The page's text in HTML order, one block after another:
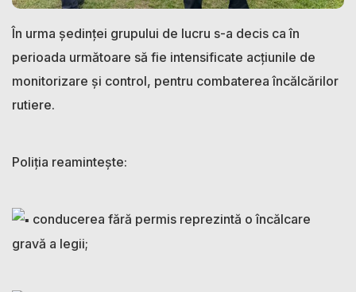
În urma ședinței grupului de lucru s-a decis ca în
perioada următoare să fie intensificate acțiunile de
monitorizare și control, pentru combaterea încălcărilor
rutiere.
Poliția reamintește:
conducerea fără permis reprezintă o încălcare
gravă a legii;